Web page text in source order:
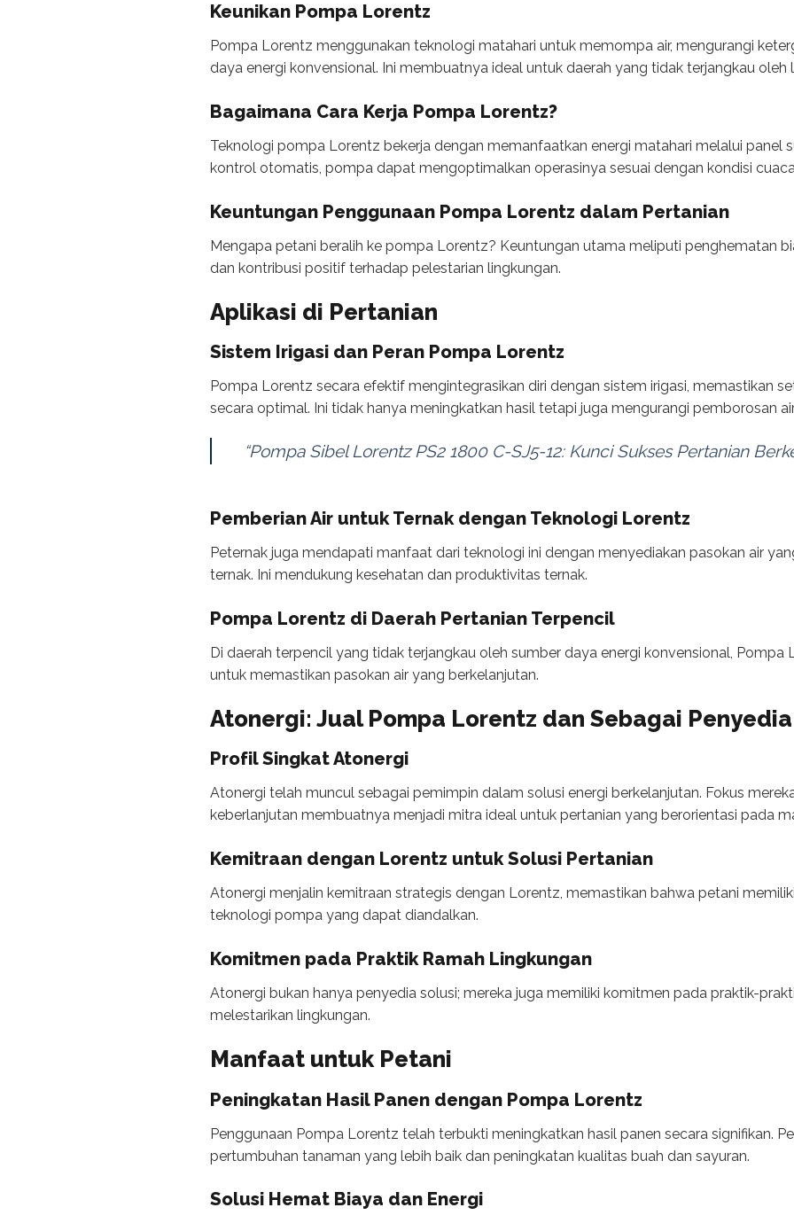
Keunikan Pompa Lorentz
Pompa Lorentz menggunakan teknologi matahari untuk memompa air, mengurangi
daya energi konvensional. Ini membuatnya ideal untuk daerah yang tidak terjangkau oleh
Bagaimana Cara Kerja Pompa Lorentz?
Teknologi pompa Lorentz bekerja dengan memanfaatkan energi matahari melalui panel
kontrol otomatis, pompa dapat mengoptimalkan operasinya sesuai dengan kondisi
Keuntungan Penggunaan Pompa Lorentz dalam Pertanian
Mengapa petani beralih ke pompa Lorentz? Keuntungan utama meliputi penghematan
dan kontribusi positif terhadap pelestarian lingkungan.
Aplikasi di Pertanian
Sistem Irigasi dan Peran Pompa Lorentz
Pompa Lorentz secara efektif mengintegrasikan diri dengan sistem irigasi, memastikan
secara optimal. Ini tidak hanya meningkatkan hasil tetapi juga mengurangi pemborosan
“Pompa Sibel Lorentz PS2 1800 C-SJ5-12: Kunci Sukses Pertanian
Pemberian Air untuk Ternak dengan Teknologi Lorentz
Peternak juga mendapati manfaat dari teknologi ini dengan menyediakan pasokan air
ternak. Ini mendukung kesehatan dan produktivitas ternak.
Pompa Lorentz di Daerah Pertanian Terpencil
Di daerah terpencil yang tidak terjangkau oleh sumber daya energi konvensional, Pompa
untuk memastikan pasokan air yang berkelanjutan.
Atonergi: Jual Pompa Lorentz dan Sebagai
Profil Singkat Atonergi
Atonergi telah muncul sebagai pemimpin dalam solusi energi berkelanjutan. Fokus
keberlanjutan membuatnya menjadi mitra ideal untuk pertanian yang berorientasi pada
Kemitraan dengan Lorentz untuk Solusi Pertanian
Atonergi menjalin kemitraan strategis dengan Lorentz, memastikan bahwa petani
teknologi pompa yang dapat diandalkan.
Komitmen pada Praktik Ramah Lingkungan
Atonergi bukan hanya penyedia solusi; mereka juga memiliki komitmen pada praktik-
melestarikan lingkungan.
Manfaat untuk Petani
Peningkatan Hasil Panen dengan Pompa Lorentz
Penggunaan Pompa Lorentz telah terbukti meningkatkan hasil panen secara signifikan.
pertumbuhan tanaman yang lebih baik dan peningkatan kualitas buah dan sayuran.
Solusi Hemat Biaya dan Energi